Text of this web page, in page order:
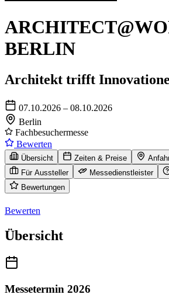
BERLIN
Architekt trifft
07.10.2026 – 08.10.2026
Berlin
Fachbesuchermesse
Bewerten
Übersicht Zeiten & Preise
Für Aussteller
Messedienstleister
Bewertungen
Bewerten
Übersicht
Messetermin 2026